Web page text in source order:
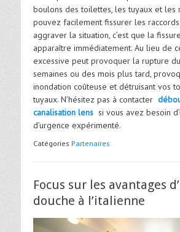
boulons des toilettes, les tuyaux et les
pouvez facilement fissurer les
aggraver la situation, c’est que la
apparaître immédiatement. Au lieu de
excessive peut provoquer la rupture
semaines ou des mois plus tard,
inondation coûteuse et détruisant vos
tuyaux. N’hésitez pas à contacter
canalisation lens si vous avez besoin
d’urgence expérimenté.
Catégories Partenaires
Focus sur les avantages
douche à l’italienne